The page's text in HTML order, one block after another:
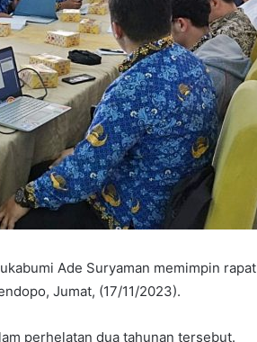
Ade Suryaman memimpin rapat
Jumat, (17/11/2023).
perhelatan dua tahunan tersebut.